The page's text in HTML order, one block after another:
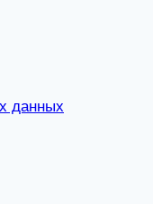
данных